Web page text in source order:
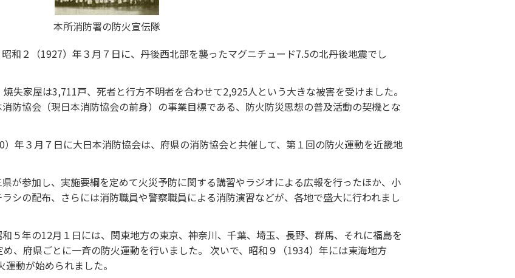
本所消防署の防火宣伝隊
和２（1927）年３月７日に、丹後西北部を襲ったマグニチュード7.5の北丹後地震でし
失家屋は3,711戸、死者と行方不明者を合わせて2,925人という大きな被害を受けました。
防協会（現日本消防協会の前身）の事業目標である、防火防災思想の普及活動の契機とな
年３月７日に大日本消防協会は、府県の消防協会と共催して、第１回の防火運動を近畿地
が参加し、実施要綱を定めて火災予防に関する講習やラジオによる広報を行ったほか、小
シの配布、さらには消防職員や警察職員による消防演習などが、各地で盛大に行われまし
５年の12月１日には、関東地方の東京、神奈川、千葉、埼玉、長野、群馬、それに福島を
、府県ごとに一斉の防火運動を行いました。 次いで、昭和９（1934）年には東海地方
動が始められました。